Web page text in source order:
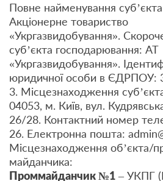
Повне найменування
Акціонерне товариство
«Укргазвидобування».
суб’єкта господарювання: АТ
«Укргазвидобування».
юридичної особи в ЄДРПОУ:
3. Місцезнаходження
04053, м. Київ, вул.
26/28. Контактний номер
26. Електронна пошта:
Місцезнаходження об’єкта/
майданчика:
Проммайданчик №1 – УКПГ